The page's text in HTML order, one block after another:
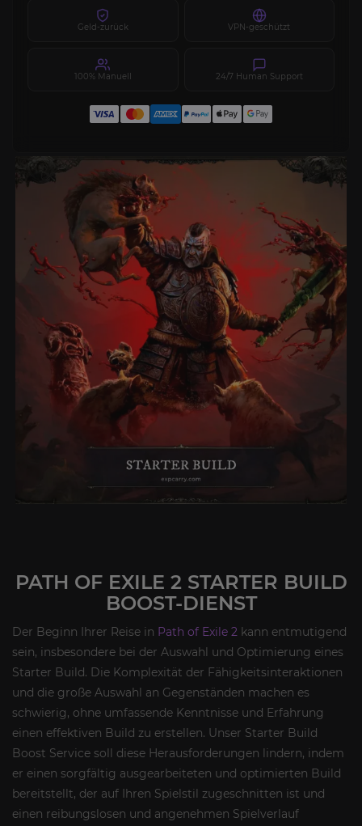
Geld-zurück VPN-geschützt
100% Manuell 24/7 Human Support
PATH OF EXILE 2 STARTER BUILD
BOOST-DIENST
Der Beginn Ihrer Reise in Path of Exile 2 kann entmutigend
sein, insbesondere bei der Auswahl und Optimierung eines
Starter Build. Die Komplexität der Fähigkeitsinteraktionen
und die große Auswahl an Gegenständen machen es
schwierig, ohne umfassende Kenntnisse und Erfahrung
einen effektiven Build zu erstellen. Unser Starter Build
Boost Service soll diese Herausforderungen lindern, indem
er einen sorgfältig ausgearbeiteten und optimierten Build
bereitstellt, der auf Ihren Spielstil zugeschnitten ist und
einen reibungslosen und angenehmen Spielverlauf